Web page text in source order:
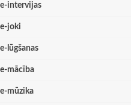
e-intervijas
e-joki
e-lūgšanas
e-mācība
e-mūzika